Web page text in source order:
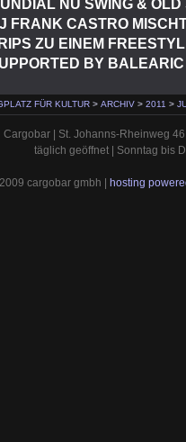
NU SWING &
FRANK CASTRO
ZU EINEM
BY
FÜR KULTUR > ARCHIV > 2011 >
Cargobar | St. Johanns-Rheinweg
täglich geöffnet | Sonntag bis
cargobar gmbh | hosting